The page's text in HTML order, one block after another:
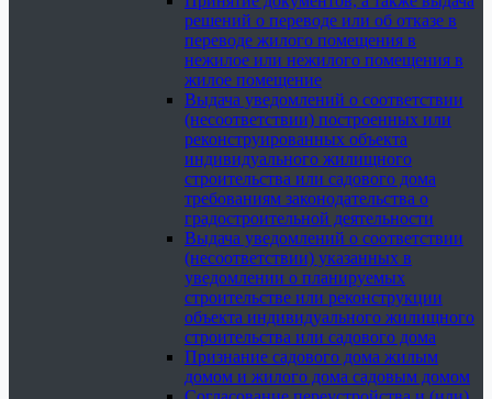
решений о переводе или об отказе в
переводе жилого помещения в
нежилое или нежилого помещения в
жилое помещение
Выдача уведомлений о соответствии
(несоответствии) построенных или
реконструированных объекта
индивидуального жилищного
строительства или садового дома
требованиям законодательства о
градостроительной деятельности
Выдача уведомлений о соответствии
(несоответствии) указанных в
уведомлении о планируемых
строительстве или реконструкции
объекта индивидуального жилищного
строительства или садового дома
Признание садового дома жилым
домом и жилого дома садовым домом